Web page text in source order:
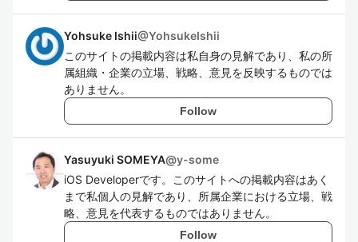
Yohsuke Ishii@YohsukeIshii
このサイトの掲載内容は私自身の見解であり、私の所
属組織・企業の立場、戦略、意見を反映するものでは
ありません。
Follow
Yasuyuki SOMEYA@y-some
iOS Developerです。このサイトへの掲載内容はあく
まで私個人の見解であり、所属企業における立場、戦
略、意見を代表するものではありません。
Follow